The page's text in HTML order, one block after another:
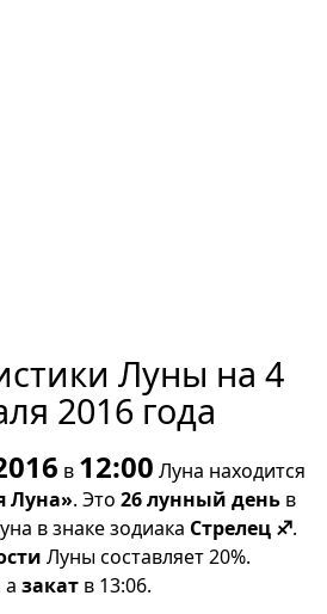
Луны на 4
2016 года
в 12:00 Луна находится
Луна». Это 26 лунный день в
в знаке зодиака Стрелец ♐.
Луны составляет 20%.
а закат в 13:06.